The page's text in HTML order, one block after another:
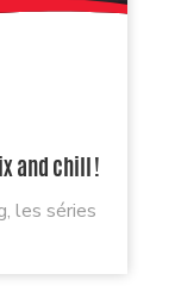
and chill !
les séries